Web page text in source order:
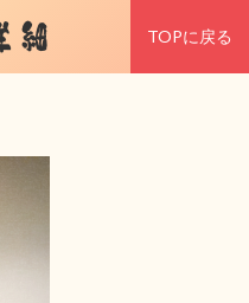
細 TOPに戻る